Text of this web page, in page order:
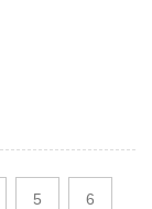
5 6